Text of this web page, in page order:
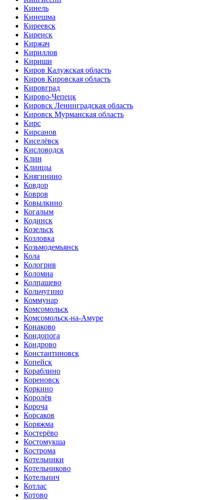
Кинель
Кинешма
Киреевск
Киренск
Киржач
Кириллов
Кириши
Киров Калужская область
Киров Кировская область
Кировград
Кирово-Чепецк
Кировск Ленинградская область
Кировск Мурманская область
Кирс
Кирсанов
Киселёвск
Кисловодск
Клин
Клинцы
Княгинино
Ковдор
Ковров
Ковылкино
Когалым
Кодинск
Козельск
Козловка
Козьмодемьянск
Кола
Кологрив
Коломна
Колпашево
Кольчугино
Коммунар
Комсомольск
Комсомольск-на-Амуре
Конаково
Кондопога
Кондрово
Константиновск
Копейск
Кораблино
Кореновск
Коркино
Королёв
Короча
Корсаков
Коряжма
Костерёво
Костомукша
Кострома
Котельники
Котельниково
Котельнич
Котлас
Котово